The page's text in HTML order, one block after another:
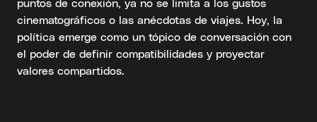
cinematográficos o las anécdotas de viajes. Hoy, la
política emerge como un tópico de conversación con
el poder de definir compatibilidades y proyectar
valores compartidos.